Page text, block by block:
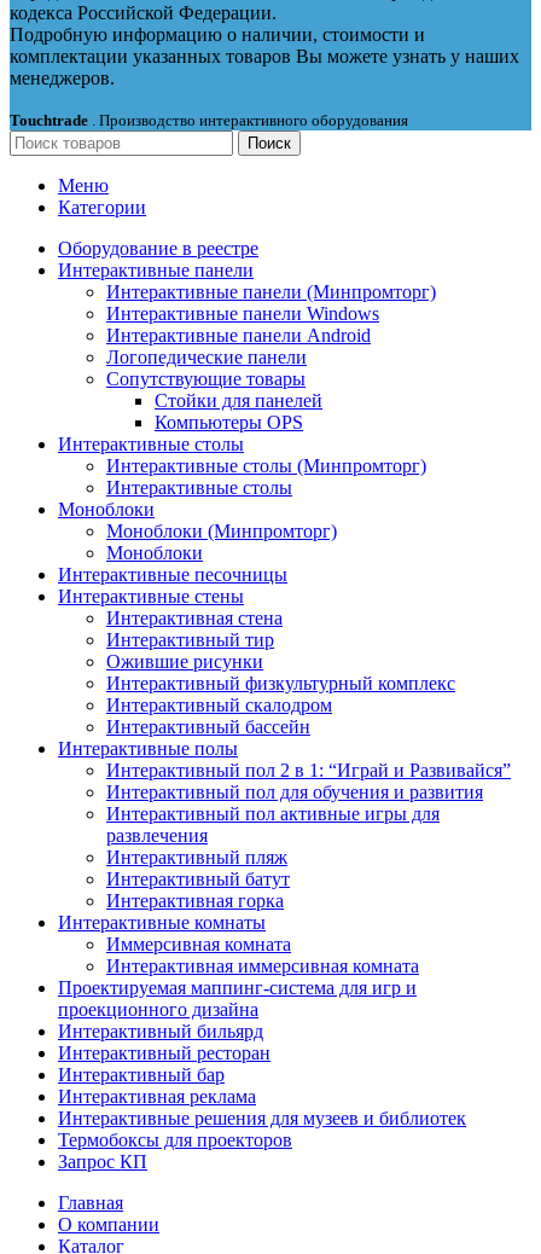
кодекса Российской Федерации.
Подробную информацию о наличии, стоимости и
комплектации указанных товаров Вы можете узнать у наших
менеджеров.
Touchtrade . Производство интерактивного оборудования
Поиск
Меню
Категории
Оборудование в реестре
Интерактивные панели
Интерактивные панели (Минпромторг)
Интерактивные панели Windows
Интерактивные панели Android
Логопедические панели
Сопутствующие товары
Стойки для панелей
Компьютеры OPS
Интерактивные столы
Интерактивные столы (Минпромторг)
Интерактивные столы
Моноблоки
Моноблоки (Минпромторг)
Моноблоки
Интерактивные песочницы
Интерактивные стены
Интерактивная стена
Интерактивный тир
Ожившие рисунки
Интерактивный физкультурный комплекс
Интерактивный скалодром
Интерактивный бассейн
Интерактивные полы
Интерактивный пол 2 в 1: “Играй и Развивайся”
Интерактивный пол для обучения и развития
Интерактивный пол активные игры для
развлечения
Интерактивный пляж
Интерактивный батут
Интерактивная горка
Интерактивные комнаты
Иммерсивная комната
Интерактивная иммерсивная комната
Проектируемая маппинг-система для игр и
проекционного дизайна
Интерактивный бильярд
Интерактивный ресторан
Интерактивный бар
Интерактивная реклама
Интерактивные решения для музеев и библиотек
Термобоксы для проекторов
Запрос КП
Главная
О компании
Каталог